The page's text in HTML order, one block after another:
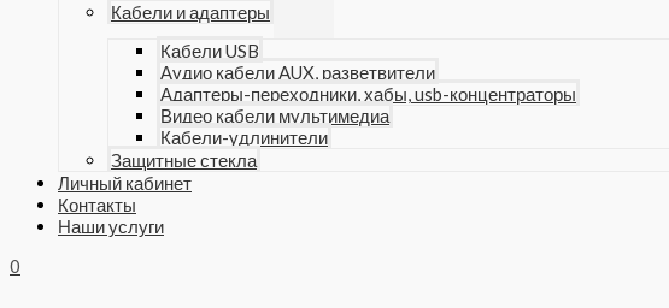
Кабели и адаптеры
Кабели USB
Аудио кабели AUX, разветвители
Адаптеры-переходники, хабы, usb-концентраторы
Видео кабели мультимедиа
Кабели-удлинители
Защитные стекла
Личный кабинет
Контакты
Наши услуги
0